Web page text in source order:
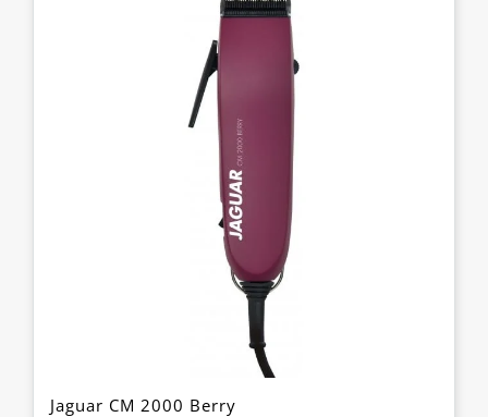
Jaguar CM 2000 Berry